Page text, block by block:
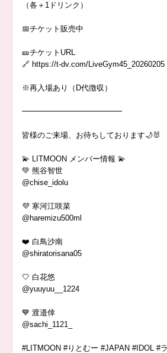
（各＋1ドリンク）
📅チケット販売中
🎫チケットURL
🔗 https://t-dv.com/LiveGym45_20260205
※再入場あり（D代徴収）
━━━━━━━━━━━━━
皆様のご来場、お待ちしております🌙🐰
💫 LITMOON メンバー情報 💫
💚 熊谷智世
@chise_idolu
💜 寒河江咲菜
@haremizu500ml
❤️ 白鳥沙南
@shiratorisana05
🤍 白花悠
@yuuyuu__1224
💙 渡邉倖
@sachi_1121_
#LITMOON #りとむー #JAPAN #IDOL #